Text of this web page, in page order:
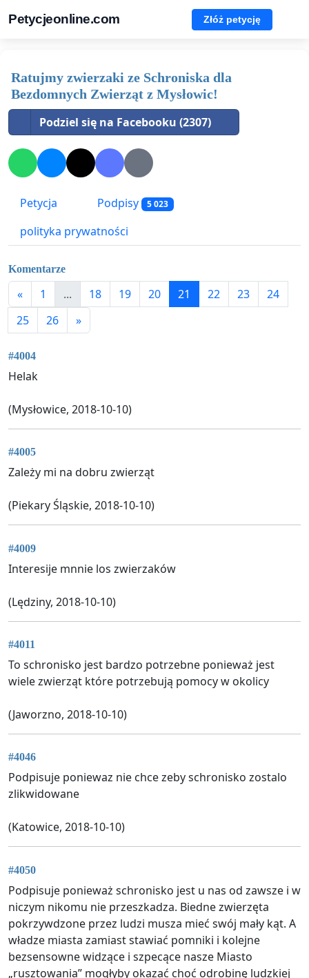
Petycjeonline.com Złóż petycję
Ratujmy zwierzaki ze Schroniska dla
Bezdomnych Zwierząt z Mysłowic!
Podziel się na Facebooku (2307)
Petycja Podpisy 5 023
polityka prywatności
Komentarze
« 1 ... 18 19 20 21 22 23
24
25
26 »
#4004
Helak
(Mysłowice, 2018-10-10)
#4005
Zależy mi na dobru zwierząt
(Piekary Śląskie, 2018-10-10)
#4009
Interesije mnnie los zwierzaków
(Lędziny, 2018-10-10)
#4011
To schronisko jest bardzo potrzebne ponieważ jest
wiele zwierząt które potrzebują pomocy w okolicy
(Jaworzno, 2018-10-10)
#4046
Podpisuje poniewaz nie chce zeby schronisko zostalo
zlikwidowane
(Katowice, 2018-10-10)
#4050
Podpisuje ponieważ schronisko jest u nas od zawsze i w
niczym nikomu nie przeszkadza. Biedne zwierzęta
pokrzywdzone przez ludzi musza mieć swój mały kąt. A
władze miasta zamiast stawiać pomniki i kolejne
bezsensowne widzące i szpecące nasze Miasto
„rusztowania” mogłyby okazać choć odrobinę ludzkiej